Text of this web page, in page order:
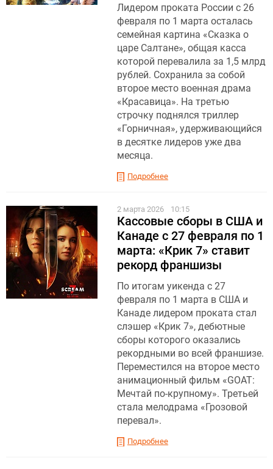
Лидером проката России с 26
февраля по 1 марта осталась
семейная картина «Сказка о
царе Салтане», общая касса
которой перевалила за 1,5 млрд
рублей. Сохранила за собой
второе место военная драма
«Красавица». На третью
строчку поднялся триллер
«Горничная», удерживающийся
в десятке лидеров уже два
месяца.
Подробнее
2 марта 2026 10:15
Кассовые сборы в США и
Канаде с 27 февраля по 1
марта: «Крик 7» ставит
рекорд франшизы
По итогам уикенда с 27
февраля по 1 марта в США и
Канаде лидером проката стал
слэшер «Крик 7», дебютные
сборы которого оказались
рекордными во всей франшизе.
Переместился на второе место
анимационный фильм «GOAT:
Мечтай по-крупному». Третьей
стала мелодрама «Грозовой
перевал».
Подробнее